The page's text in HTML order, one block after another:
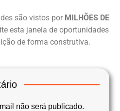
são vistos por MILHÕES DE
esta janela de oportunidades
de forma construtiva.
não será publicado.